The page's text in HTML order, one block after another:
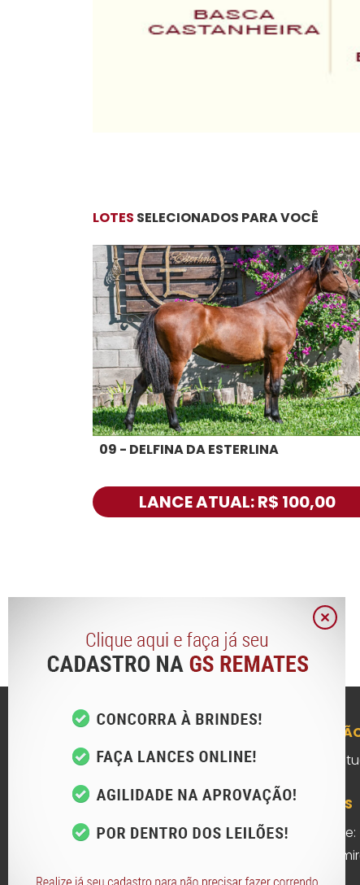
LOTES SELECIONADOS PARA VOCÊ
09 - DELFINA DA ESTERLINA
LANCE ATUAL: R$ 100,00
CONTATOS
Rua